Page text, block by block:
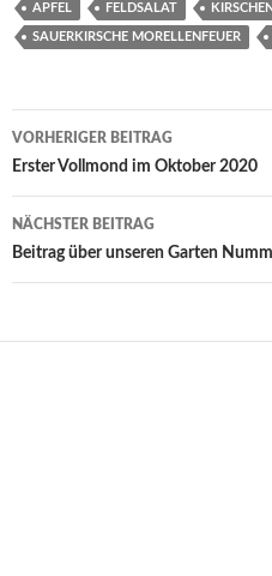
APFEL FELDSALAT KIRSCHEN
SAUERKIRSCHE MORELLENFEUER
Beitragsnavigation
VORHERIGER BEITRAG
Erster Vollmond im Oktober 2020
NÄCHSTER BEITRAG
Beitrag über unseren Garten